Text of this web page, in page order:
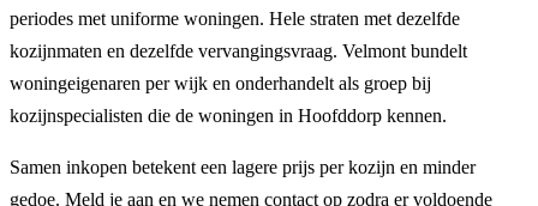
periodes met uniforme woningen. Hele straten met dezelfde
kozijnmaten en dezelfde vervangingsvraag. Velmont bundelt
woningeigenaren per wijk en onderhandelt als groep bij
kozijnspecialisten die de woningen in Hoofddorp kennen.
Samen inkopen betekent een lagere prijs per kozijn en minder
gedoe. Meld je aan en we nemen contact op zodra er voldoende